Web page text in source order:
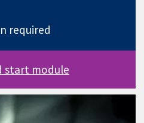
required
start module